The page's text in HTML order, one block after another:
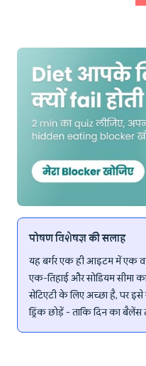
पोषण विशेषज्ञ की सलाह
यह बर्गर एक ही आइटम में एक
एक-तिहाई और सोडियम सीमा
सेटिएटी के लिए अच्छा है, पर
ड्रिंक छोड़ें - ताकि दिन का बैलेंस